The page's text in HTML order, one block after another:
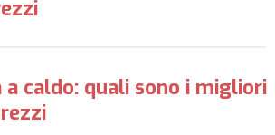
caldo: quali sono i migliori